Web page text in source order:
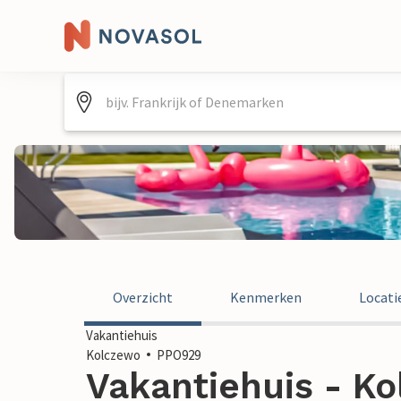
Overzicht Kenmerken
Vakantiehuis
Kolczewo
PPO929
Vakantiehuis -